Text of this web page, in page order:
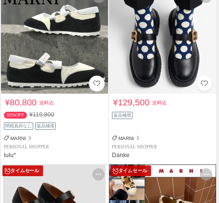
¥80,800送料込
32%OFF ¥119,800
関税負担なし 返品補償
MARNI
PERSONAL SHOPPER
lulu*
¥129,500送料込
返品補償
MARNI
PERSONAL SHOPPER
Danke
タイムセール タイムセール